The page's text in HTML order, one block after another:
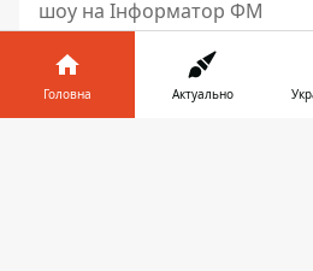
шоу на Інформатор ФМ
Ранок четверга, 16
зазвучав особливо. На
Інформатор FM у
Головна Актуально